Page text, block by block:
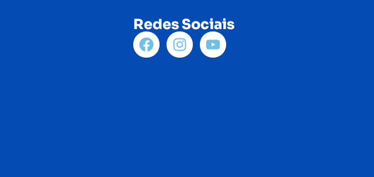
Redes Sociais